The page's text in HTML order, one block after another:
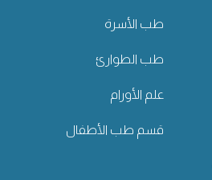
طب الأسرة
طب الطوارئ
علم الأورام
قسم طب الأطفال